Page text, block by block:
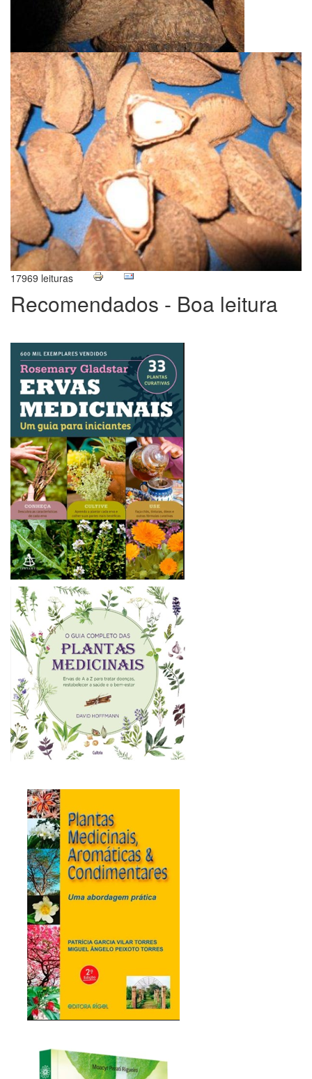
17969 leituras
Recomendados - Boa leitura